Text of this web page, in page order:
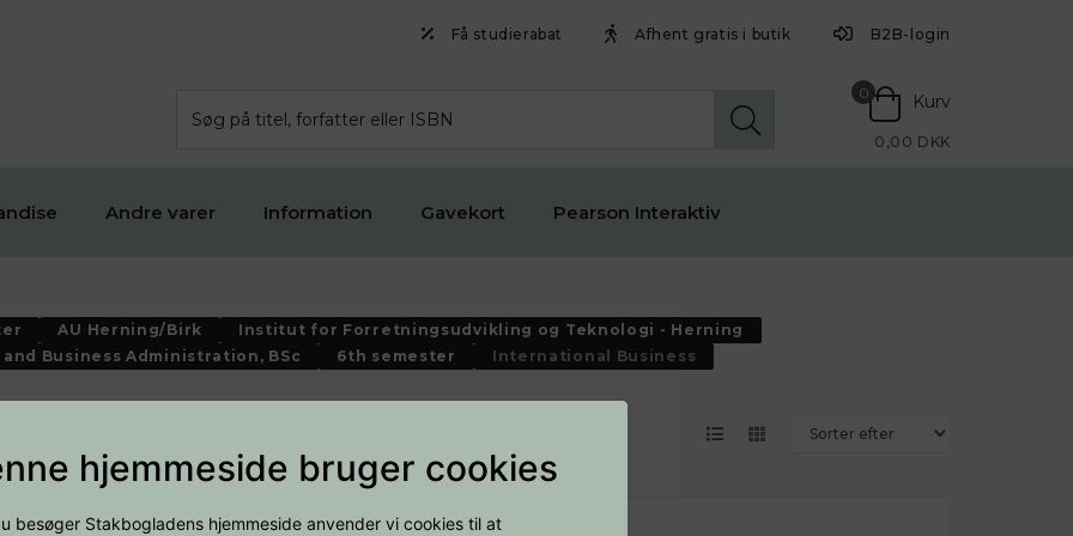
hjemmeside bruger cookies
besøger Stakbogladens hjemmeside anvender vi cookies til at
Få studierabat Afhent gratis i butik B2B-login
0 Kurv
0,00 DKK
Andre varer Information Gavekort Pearson Interaktiv
AU Herning/Birk
Institut for Forretningsudvikling og Teknologi - Herning
and Business Administration, BSc
6th semester International Business
Business
Danish Business Law